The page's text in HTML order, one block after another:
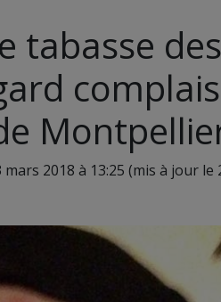
tabasse des
mars 2018 à 13:25 (mis à jour le